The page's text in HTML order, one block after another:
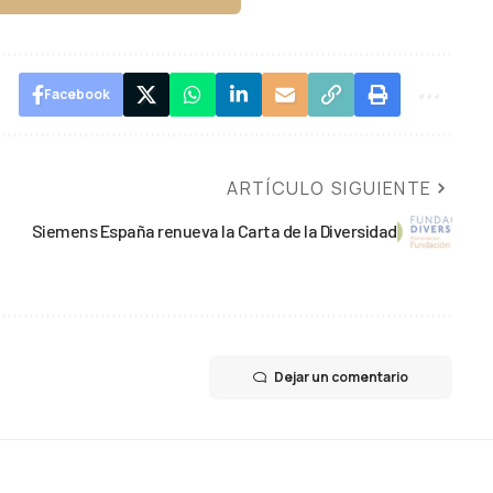
Facebook
ARTÍCULO SIGUIENTE
Siemens España renueva la Carta de la Diversidad
Dejar un comentario